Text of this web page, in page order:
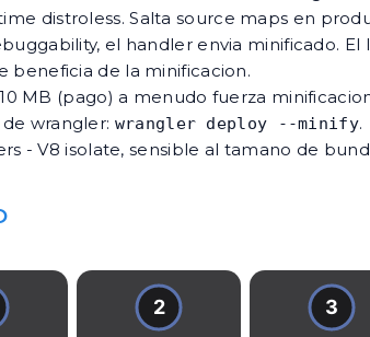
distroless. Salta source maps en
el handler envia minificado.
beneficia de la minificacion.
MB (pago) a menudo fuerza
wrangler: wrangler deploy --minify.
- V8 isolate, sensible al tamano de